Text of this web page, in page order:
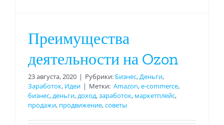
Преимущества
деятельности на Ozon
23 августа, 2020 | Рубрики: Бизнес,Деньги,
Заработок, Идеи | Метки: Amazon,e-commerce,
бизнес,деньги,доход,заработок, маркетплейс,
продажи, продвижение,советы